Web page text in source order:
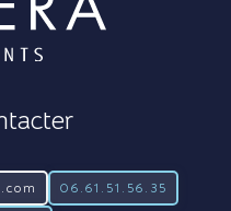
06.61.51.56.35